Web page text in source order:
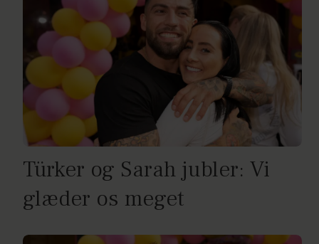
Türker og Sarah jubler: Vi
glæder os meget